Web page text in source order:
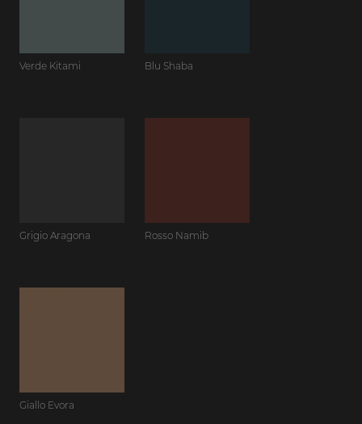
Verde Kitami Blu Shaba
Grigio Aragona Rosso Namib
Giallo Evora